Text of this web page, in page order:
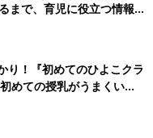
で、育児に役立つ情報が
り！『初めてのひよこクラ
めての授乳がうまくい
本と夏のトラブル 解決テ